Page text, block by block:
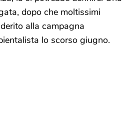
dopo che moltissimi
alla campagna
lo scorso giugno.